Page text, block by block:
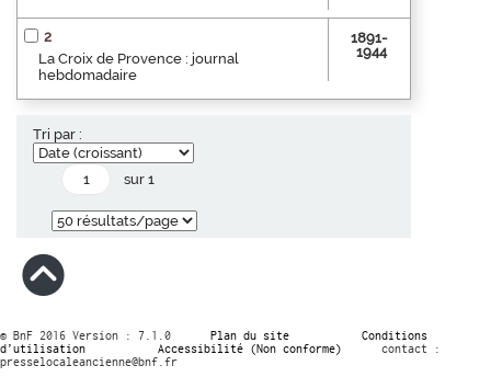
2
La Croix de Provence : journal
hebdomadaire
1891-
1944
Tri par :
sur 1
© BnF 2016 Version : 7.1.0 Plan du site
Conditions
d’utilisation
Accessibilité (Non conforme)
contact :
presselocaleancienne@bnf.fr